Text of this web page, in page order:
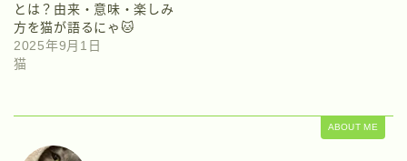
とは？由来・意味・楽しみ
方を猫が語るにゃ🐱
2025年9月1日
猫
ABOUT ME